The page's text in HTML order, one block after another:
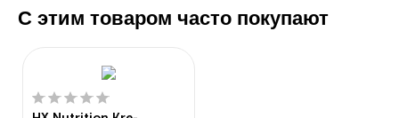
С этим товаром часто покупают